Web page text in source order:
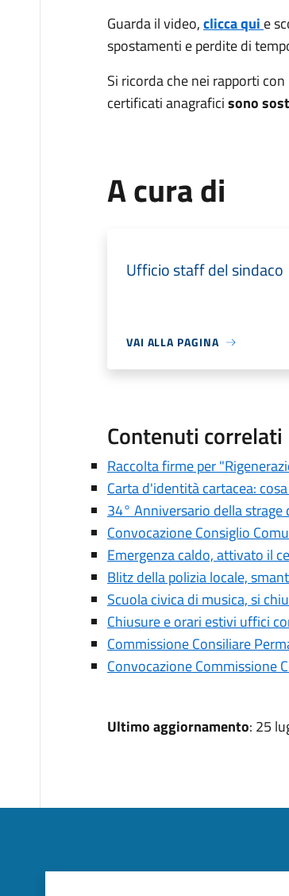
Guarda il video,clicca qui e
spostamenti e perdite di
Si ricorda che nei rapporti
certificati anagraficisono
A cura di
Ufficio staff del sindaco
VAI ALLA PAGINA
Contenuti correlati
Raccolta firme per
Carta d'identità cartacea:
34° Anniversario della strage
Convocazione Consiglio
Emergenza caldo, attivato il
Blitz della polizia locale,
Scuola civica di musica, si
Chiusure e orari estivi uffici
Commissione Consiliare
Convocazione Commissione
Ultimo aggiornamento: 25